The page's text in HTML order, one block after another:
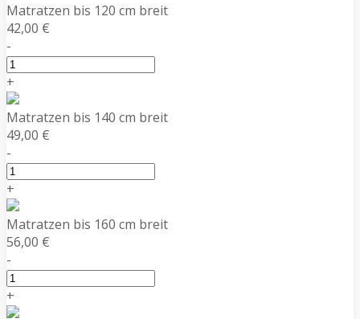
Matratzen bis 120 cm breit
42,00 €
-
+
Matratzen bis 140 cm breit
49,00 €
-
+
Matratzen bis 160 cm breit
56,00 €
-
+